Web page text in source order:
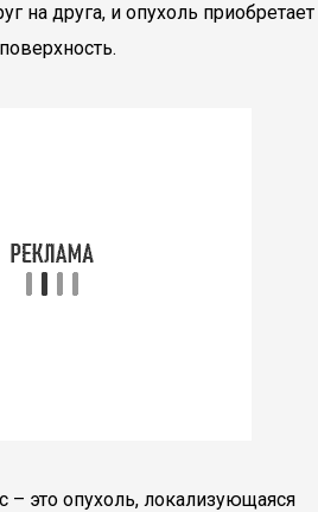
на друга, и опухоль приобретает
– это опухоль, локализующаяся